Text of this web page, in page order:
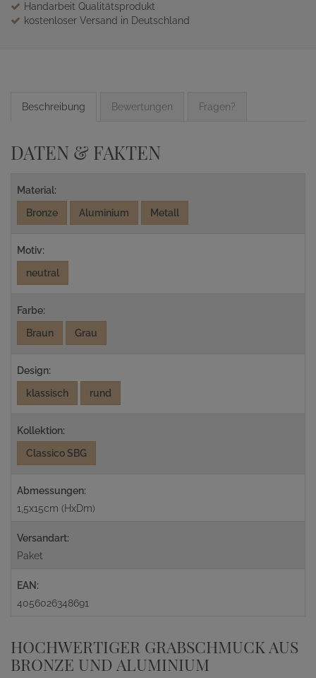
Handarbeit Qualitätsprodukt
kostenloser Versand in Deutschland
Beschreibung Bewertungen Fragen?
DATEN & FAKTEN
Material:
Bronze
Aluminium Metall
Motiv:
neutral
Farbe:
Braun
Grau
Design:
klassisch
rund
Kollektion:
Classico SBG
Abmessungen:
1,5x15cm (HxDm)
Versandart:
Paket
EAN:
4056026348691
HOCHWERTIGER GRABSCHMUCK AUS
BRONZE UND ALUMINIUM